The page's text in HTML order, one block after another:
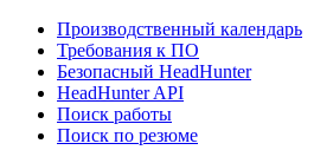
Производственный календарь
Требования к ПО
Безопасный HeadHunter
HeadHunter API
Поиск работы
Поиск по резюме